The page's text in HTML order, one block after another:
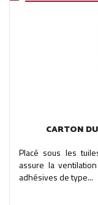
CARTON
Placé sous les
assure la
adhésives de type...